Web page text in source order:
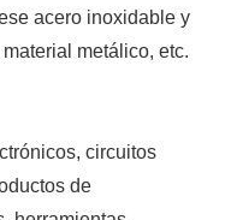
acero inoxidable y
metálico, etc.
circuitos
de